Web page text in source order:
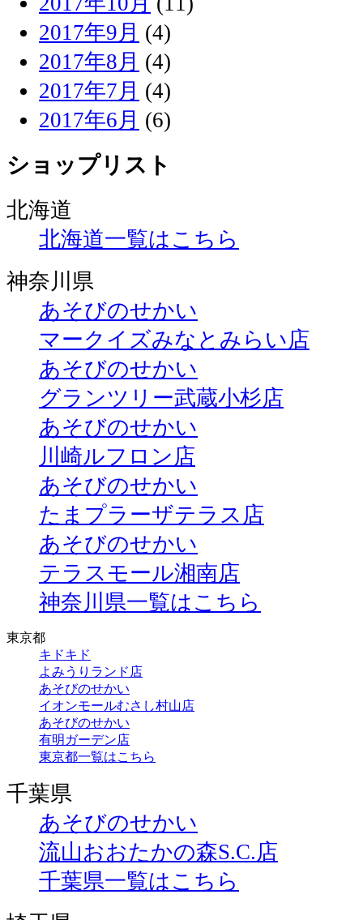
2017年9月 (4)
2017年8月 (4)
2017年7月 (4)
2017年6月 (6)
ショップリスト
北海道
北海道一覧はこちら
神奈川県
あそびのせかい
マークイズみなとみらい店
あそびのせかい
グランツリー武蔵小杉店
あそびのせかい
川崎ルフロン店
あそびのせかい
たまプラーザテラス店
あそびのせかい
テラスモール湘南店
神奈川県一覧はこちら
東京都
キドキド
よみうりランド店
あそびのせかい
イオンモールむさし村山店
あそびのせかい
有明ガーデン店
東京都一覧はこちら
千葉県
あそびのせかい
流山おおたかの森S.C.店
千葉県一覧はこちら